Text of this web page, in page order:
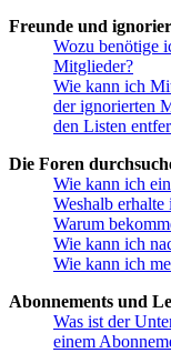
Freunde und
Wozu benötige
Mitglieder?
Wie kann ich
der ignorierten
den Listen
Die Foren
Wie kann ich
Weshalb erhalte
Warum
Wie kann ich
Wie kann ich
Abonnements und
Was ist der
einem